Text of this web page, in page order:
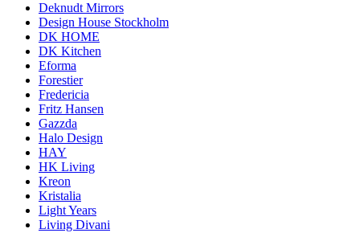
Deknudt Mirrors
Design House Stockholm
DK HOME
DK Kitchen
Eforma
Forestier
Fredericia
Fritz Hansen
Gazzda
Halo Design
HAY
HK Living
Kreon
Kristalia
Light Years
Living Divani